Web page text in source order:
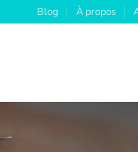
Blog À propos